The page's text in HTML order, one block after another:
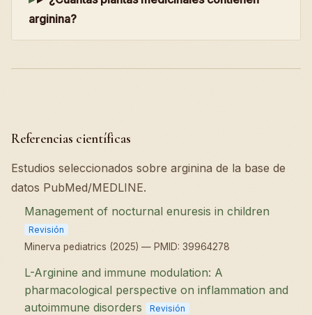
arginina?
Referencias científicas
Estudios seleccionados sobre arginina de la base de
datos PubMed/MEDLINE.
Management of nocturnal enuresis in children
Revisión
Minerva pediatrics (2025) — PMID: 39964278
L-Arginine and immune modulation: A
pharmacological perspective on inflammation and
autoimmune disorders
Revisión